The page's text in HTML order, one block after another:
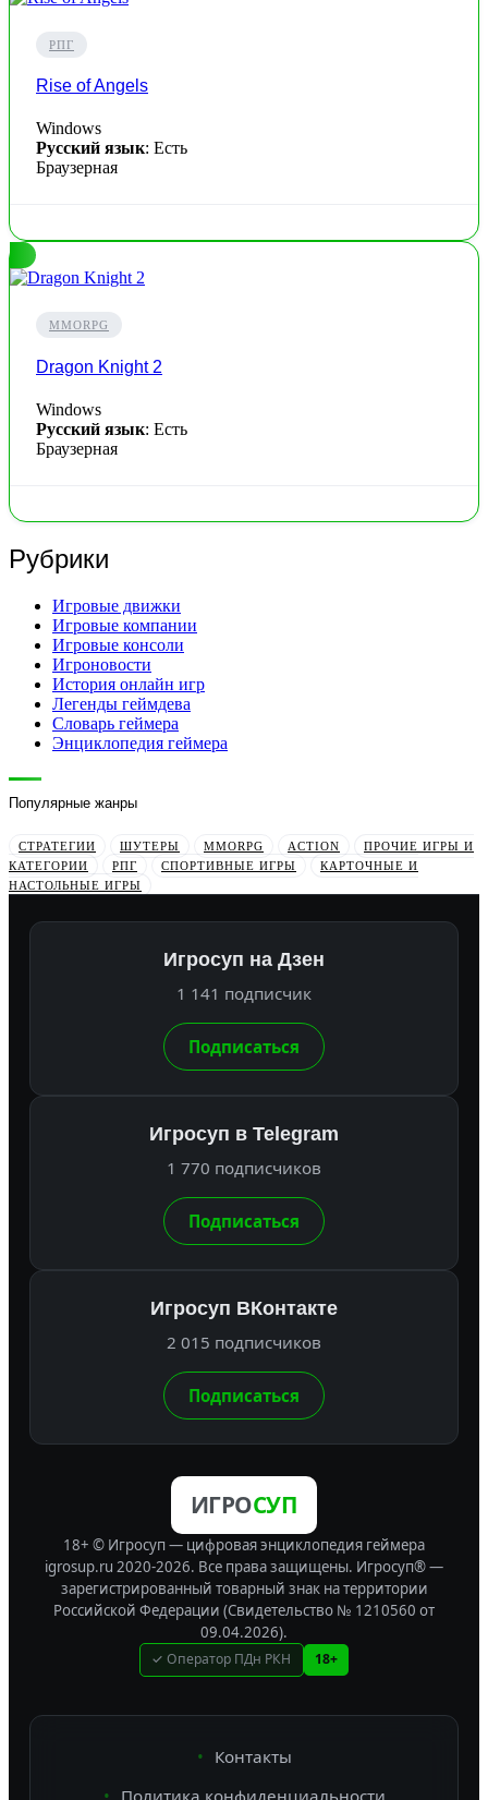
РПГ
Rise of Angels
Windows
Русский язык: Есть
Браузерная
MMORPG
Dragon Knight 2
Windows
Русский язык: Есть
Браузерная
Рубрики
Игровые движки
Игровые компании
Игровые консоли
Игроновости
История онлайн игр
Легенды геймдева
Словарь геймера
Энциклопедия геймера
Популярные жанры
СТРАТЕГИИ ШУТЕРЫ MMORPG ACTION
ПРОЧИЕ ИГРЫ И
КАТЕГОРИИ
РПГ СПОРТИВНЫЕ ИГРЫ
КАРТОЧНЫЕ И
НАСТОЛЬНЫЕ ИГРЫ
Игросуп на Дзен
1 141 подписчик
Подписаться
Игросуп в Telegram
1 770 подписчиков
Подписаться
Игросуп ВКонтакте
2 015 подписчиков
Подписаться
ИГРОСУП
18+ © Игросуп — цифровая энциклопедия геймера
igrosup.ru 2020-2026. Все права защищены. Игросуп® —
зарегистрированный товарный знак на территории
Российской Федерации (Свидетельство № 1210560 от
09.04.2026).
✓ Оператор ПДн РКН 18+
Контакты